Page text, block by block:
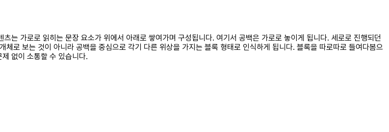
는 가로로 읽히는 문장 요소가 위에서 아래로 쌓여가며 구성됩니다. 여기서 공백은 가로로 놓이게 됩니다. 세로로 진행되던
로 보는 것이 아니라 공백을 중심으로 각기 다른 위상을 가지는 블록 형태로 인식하게 됩니다. 블록을 따로따로 들여다봄으
없이 소통할 수 있습니다.